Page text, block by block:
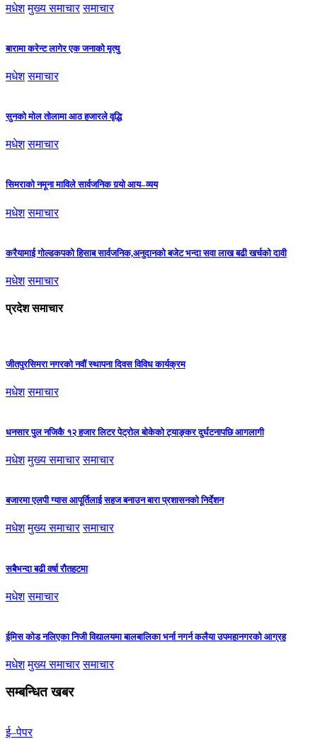
मधेश मुख्य समाचार समाचार
बारामा करेन्ट लागेर एक जनाको मृत्यु
मधेश समाचार
सुनको मोल तोलामा आठ हजारले वृद्धि
मधेश समाचार
सिमराको नमूना माविले सार्वजनिक गर्‍यो आय–व्यय
मधेश समाचार
करैयामाई गोल्डकपको हिसाब सार्वजनिक,अनुदानको बजेट भन्दा सवा लाख बढी खर्चको दावी
मधेश समाचार
प्रदेश समाचार
जीतपुरसिमरा नगरको नवौं स्थापना दिवस विविध कार्यक्रम
मधेश समाचार
धनसार पुल नजिकै १२ हजार लिटर पेट्रोल बोकेको ट्याङ्कर दुर्घटनापछि आगलागी
मधेश मुख्य समाचार समाचार
बजारमा एलपी ग्यास आपूर्तिलाई सहज बनाउन बारा प्रशासनको निर्देशन
मधेश मुख्य समाचार समाचार
सबैभन्दा बढी वर्षा रौतहटमा
मधेश समाचार
ईमिस कोड नलिएका निजी विद्यालयमा बालबालिका भर्ना नगर्न कलैया उपमहानगरको आग्रह
मधेश मुख्य समाचार समाचार
सम्बन्धित खबर
ई–पेपर